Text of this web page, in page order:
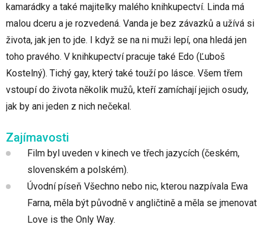
kamarádky a také majitelky malého knihkupectví. Linda má
malou dceru a je rozvedená. Vanda je bez závazků a užívá si
života, jak jen to jde. I když se na ni muži lepí, ona hledá jen
toho pravého. V knihkupectví pracuje také Edo (Ľuboš
Kostelný). Tichý gay, který také touží po lásce. Všem třem
vstoupí do života několik mužů, kteří zamíchají jejich osudy,
jak by ani jeden z nich nečekal.
Zajímavosti
Film byl uveden v kinech ve třech jazycích (českém,
slovenském a polském).
Úvodní píseň Všechno nebo nic, kterou nazpívala Ewa
Farna, měla být původně v angličtině a měla se jmenovat
Love is the Only Way.